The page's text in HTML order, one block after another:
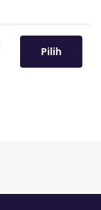
Pilih